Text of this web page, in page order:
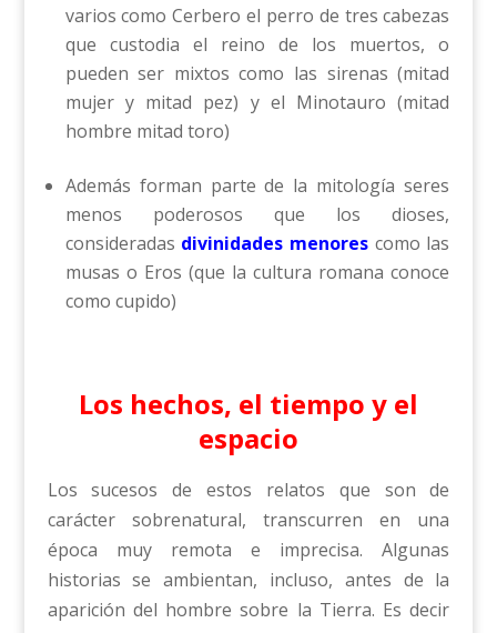
varios como Cerbero el perro de tres cabezas
que custodia el reino de los muertos, o
pueden ser mixtos como las sirenas (mitad
mujer y mitad pez) y el Minotauro (mitad
hombre mitad toro)
Además forman parte de la mitología seres
menos poderosos que los dioses,
consideradas divinidades menores como las
musas o Eros (que la cultura romana conoce
como cupido)
Los hechos, el tiempo y el
espacio
Los sucesos de estos relatos que son de
carácter sobrenatural, transcurren en una
época muy remota e imprecisa. Algunas
historias se ambientan, incluso, antes de la
aparición del hombre sobre la Tierra. Es decir